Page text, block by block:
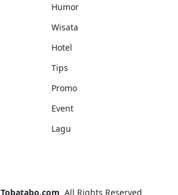
Humor
Wisata
Hotel
Tips
Promo
Event
Lagu
Tobatabo.com All Rights Reserved